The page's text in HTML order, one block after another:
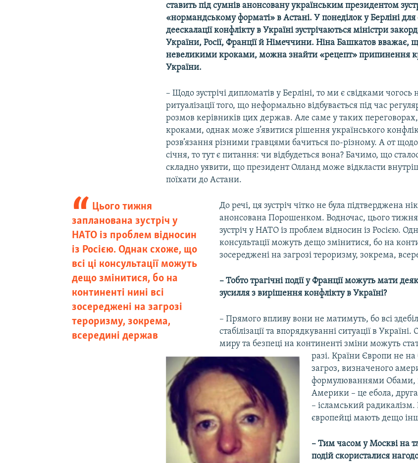
ставить під сумнів анонсовану українським президентом
«нормандському форматі» в Астані. У понеділок у Берліні
деескалації конфлікту в Україні зустрічаються міністри
України, Росії, Франції й Німеччини. Ніна Башкатов вважає,
невеликими кроками, можна знайти «рецепт» припинення
України.
– Щодо зустрічі дипломатів у Берліні, то ми є свідками чогось
ритуалізації того, що неформально відбувається під час
розмов керівників цих держав. Але саме у таких
кроками, однак може з’явитися рішення українського
розв’язання різними гравцями бачиться по-різному. А от щодо
січня, то тут є питання: чи відбудеться вона? Бачимо, що
складно уявити, що президент Олланд може відкласти
поїхати до Астани.
Цього тижня
запланована зустріч у
НАТО із проблем відносин
із Росією. Однак схоже, що
всі ці консультації можуть
дещо змінитися, бо на
континенті нині всі
зосереджені на загрозі
тероризму, зокрема,
всередині держав
До речі, ця зустріч чітко не була підтверджена
анонсована Порошенком. Водночас, цього
зустріч у НАТО із проблем відносин із Росією.
консультації можуть дещо змінитися, бо на
зосереджені на загрозі тероризму, зокрема,
– Тобто трагічні події у Франції можуть мати
зусилля з вирішення конфлікту в Україні?
– Прямого впливу вони не матимуть, бо всі
стабілізації та впорядкуванні ситуації в
миру та безпеці на континенті зміни можуть
разі. Країни Європи не на
загроз, визначеного
формулюваннями Обами,
Америки – це ебола, друга
– ісламський
європейці мають дещо
– Тим часом у Москві на
подій скористалися